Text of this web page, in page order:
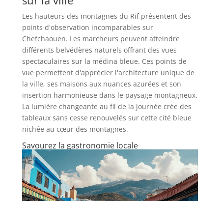
Les hauteurs des montagnes du Rif présentent des
points d'observation incomparables sur
Chefchaouen. Les marcheurs peuvent atteindre
différents belvédères naturels offrant des vues
spectaculaires sur la médina bleue. Ces points de
vue permettent d'apprécier l'architecture unique de
la ville, ses maisons aux nuances azurées et son
insertion harmonieuse dans le paysage montagneux.
La lumière changeante au fil de la journée crée des
tableaux sans cesse renouvelés sur cette cité bleue
nichée au cœur des montagnes.
Savourez la gastronomie locale